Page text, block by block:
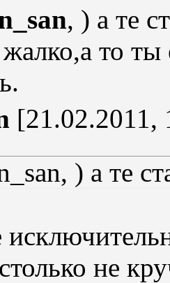
, ) а те
то ты
[21.02.2011,
) а те
не